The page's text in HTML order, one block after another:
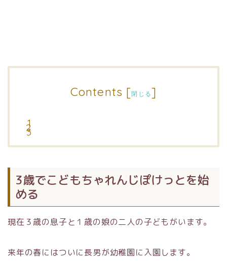
Contents [閉じる]
3歳でこどもちゃれんじぽけっとを始
める
現在３歳の息子と１歳の娘の二人の子どもがいます。
来年の春にはついに長男が幼稚園に入園します。